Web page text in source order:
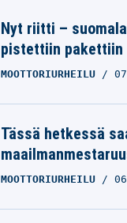
Nyt riitti –
pistettiin pakettiin
MOOTTORIURHEILU
Tässä hetkessä
MOOTTORIURHEILU